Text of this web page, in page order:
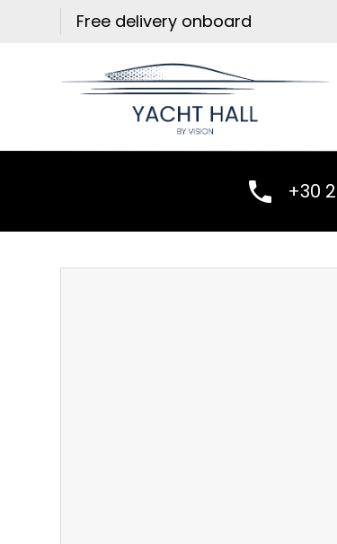
Free delivery onboard
+30